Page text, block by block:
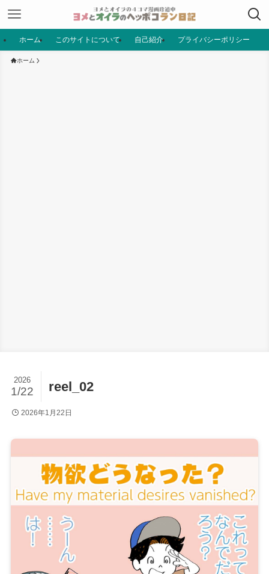
ホーム このサイトについて 自己紹介 プライバシーポリシー
ホーム
reel_02
2026
1/22
2026年1月22日